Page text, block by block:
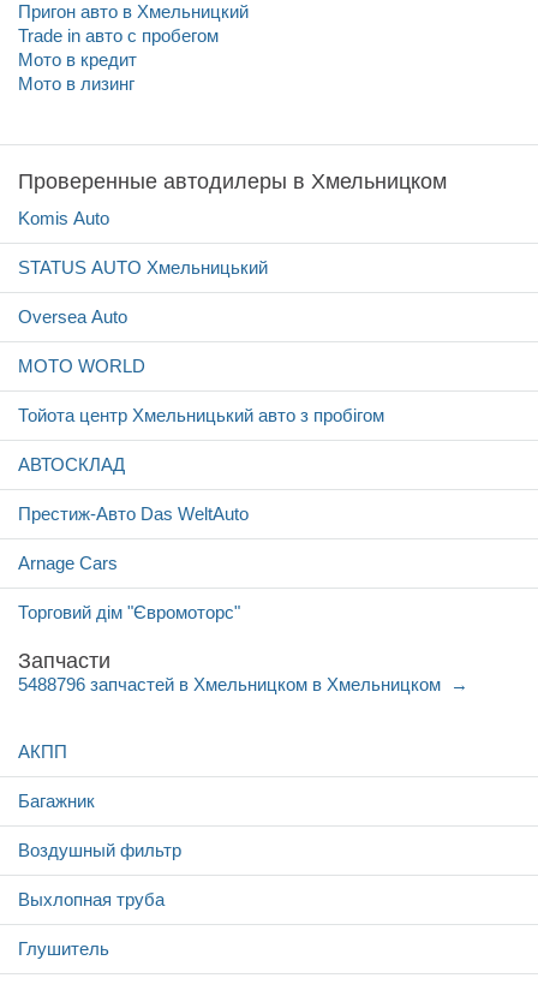
Пригон авто в Хмельницкий
Trade in авто c пробегом
Мото в кредит
Мото в лизинг
Проверенные автодилеры в Хмельницком
Komis Auto
STATUS AUTO Хмельницький
Oversea Auto
MOTO WORLD
Тойота центр Хмельницький авто з пробігом
АВТОСКЛАД
Престиж-Авто Das WeltAuto
Arnage Cars
Торговий дім "Євромоторс"
Запчасти
5488796 запчастей в Хмельницком в Хмельницком
АКПП
Багажник
Воздушный фильтр
Выхлопная труба
Глушитель